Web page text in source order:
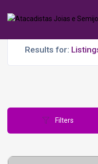
Results for:
Filters